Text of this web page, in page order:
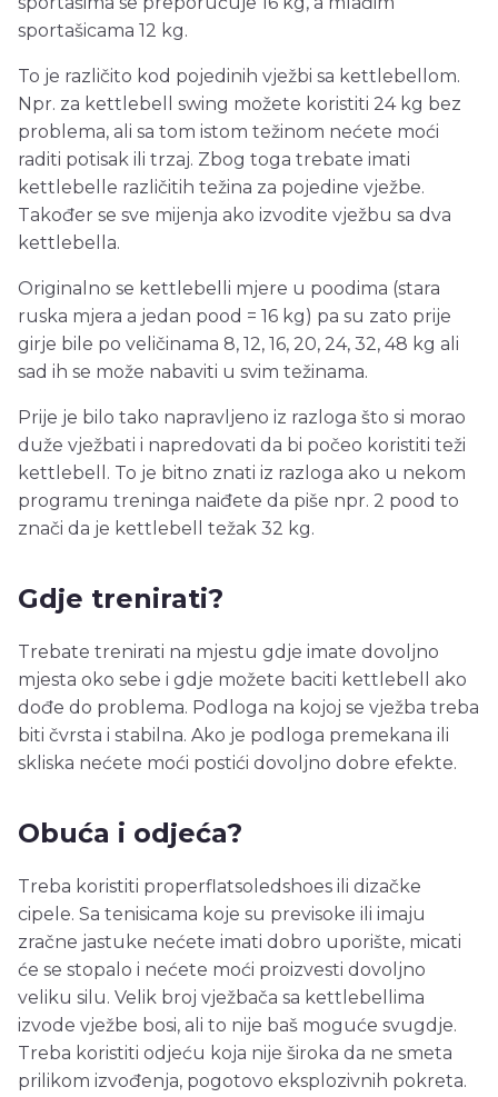
sportašicama 12 kg.
To je različito kod pojedinih vježbi sa kettlebellom.
Npr. za kettlebell swing možete koristiti 24 kg bez
problema, ali sa tom istom težinom nećete moći
raditi potisak ili trzaj. Zbog toga trebate imati
kettlebelle različitih težina za pojedine vježbe.
Također se sve mijenja ako izvodite vježbu sa dva
kettlebella.
Originalno se kettlebelli mjere u poodima (stara
ruska mjera a jedan pood = 16 kg) pa su zato prije
girje bile po veličinama 8, 12, 16, 20, 24, 32, 48 kg ali
sad ih se može nabaviti u svim težinama.
Prije je bilo tako napravljeno iz razloga što si morao
duže vježbati i napredovati da bi počeo koristiti teži
kettlebell. To je bitno znati iz razloga ako u nekom
programu treninga naiđete da piše npr. 2 pood to
znači da je kettlebell težak 32 kg.
Gdje trenirati?
Trebate trenirati na mjestu gdje imate dovoljno
mjesta oko sebe i gdje možete baciti kettlebell ako
dođe do problema. Podloga na kojoj se vježba treba
biti čvrsta i stabilna. Ako je podloga premekana ili
skliska nećete moći postići dovoljno dobre efekte.
Obuća i odjeća?
Treba koristiti properflatsoledshoes ili dizačke
cipele. Sa tenisicama koje su previsoke ili imaju
zračne jastuke nećete imati dobro uporište, micati
će se stopalo i nećete moći proizvesti dovoljno
veliku silu. Velik broj vježbača sa kettlebellima
izvode vježbe bosi, ali to nije baš moguće svugdje.
Treba koristiti odjeću koja nije široka da ne smeta
prilikom izvođenja, pogotovo eksplozivnih pokreta.